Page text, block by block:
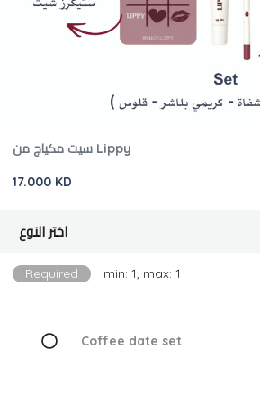
سيت مكياج من Lippy
17.000 KD
اختر النوع
Required min: 1, max: 1
Coffee date set